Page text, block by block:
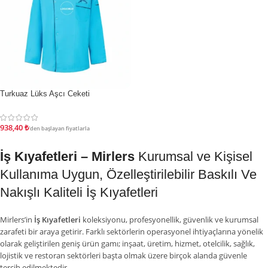
İndirim
Turkuaz Lüks Aşcı Ceketi
938,40₺'den başlayan fiyatlarla
İş Kıyafetleri – Mirlers Kurumsal ve Kişisel
Kullanıma Uygun, Özelleştirilebilir Baskılı Ve
Nakışlı Kaliteli İş Kıyafetleri
Mirlers’in İş Kıyafetleri koleksiyonu, profesyonellik, güvenlik ve kurumsal
zarafeti bir araya getirir. Farklı sektörlerin operasyonel ihtiyaçlarına yönelik
olarak geliştirilen geniş ürün gamı; inşaat, üretim, hizmet, otelcilik, sağlık,
lojistik ve restoran sektörleri başta olmak üzere birçok alanda güvenle